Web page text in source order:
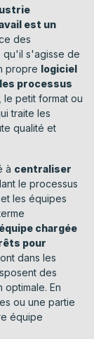
est un
des
qu'il s'agisse de
propre logiciel
processus
le petit format ou
traite les
qualité et
à centraliser
le processus
les équipes
chargée
pour
dans les
des
En
ou une partie
équipe